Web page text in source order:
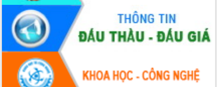
Thứ trưởng Bộ Y tế làm việc với tỉnh
Đắk Lắk về phát triển nhân lực y tế
cho trạm y tế cấp xã
Du lịch Đắk Lắk nâng tầm trải nghiệm
du khách thông qua Hệ thống cơ sở dữ
liệu và Bản đồ số
Tập huấn ứng dụng trí tuệ nhân tạo (AI)
trong thương mại điện tử năm 2026